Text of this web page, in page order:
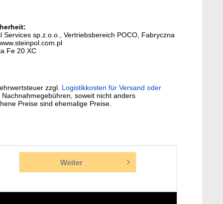
Services sp.z.o.o., Vertriebsbereich POCO, Fabryczna
Fe 20 XC
zzgl. Logistikkosten für Versand oder
Nachnahmegebühren, soweit nicht anders
Preise sind ehemalige Preise.
Weiter